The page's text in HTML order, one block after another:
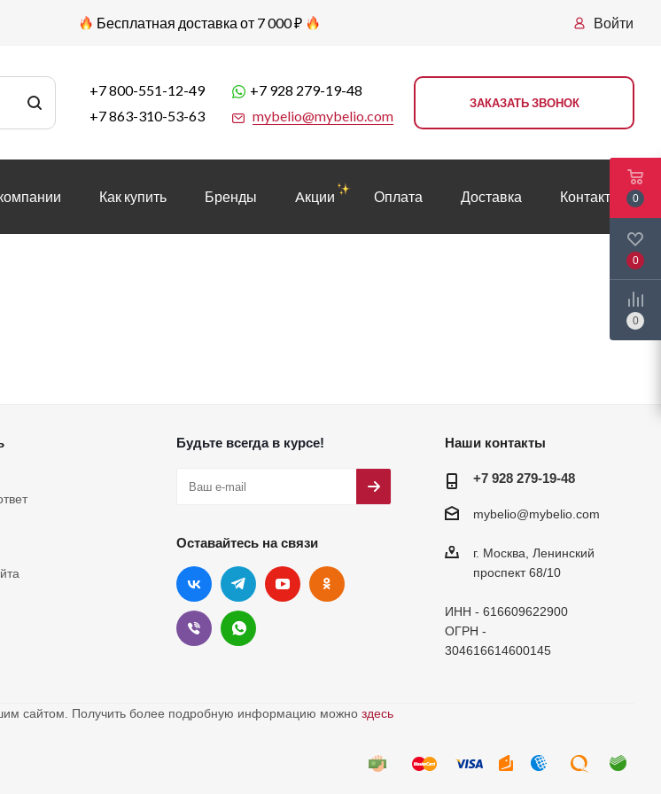
Бесплатная доставка от 7 000 ₽ Войти
+7 800-551-12-49
+7 863-310-53-63
+7 928 279-19-48
mybelio@mybelio.com
ЗАКАЗАТЬ ЗВОНОК
Как купить Бренды Aкции Оплата Доставка Контакты
Будьте всегда в курсе!
Оставайтесь на связи
Наши контакты
+7 928 279-19-48
mybelio@mybelio.com
г. Москва, Ленинский
проспект 68/10
ИНН - 616609622900
ОГРН -
304616614600145
сайтом. Получить более подробную информацию можно здесь
0
0
0